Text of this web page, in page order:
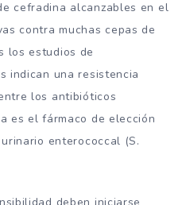
cefradina alcanzables en el
contra muchas cepas de
los estudios de
indican una resistencia
los antibióticos
es el fármaco de elección
enterococcal (S.
deben iniciarse